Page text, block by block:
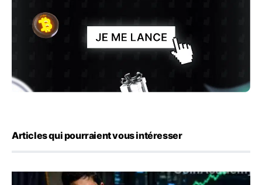
Articles qui pourraient vous intéresser
Emploi américain : 23 000 postes détruits en juillet, les